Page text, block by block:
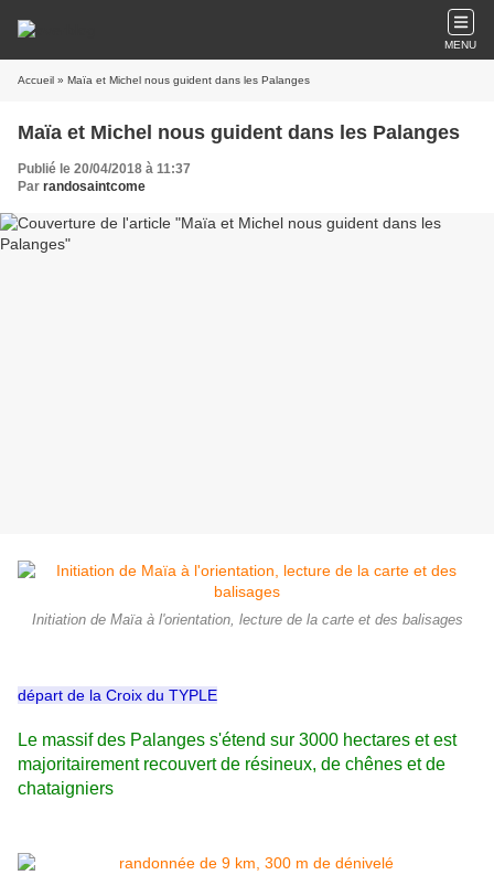
MENU
Accueil » Maïa et Michel nous guident dans les Palanges
Maïa et Michel nous guident dans les Palanges
Publié le 20/04/2018 à 11:37
Par randosaintcome
Initiation de Maïa à l'orientation, lecture de la carte et des balisages
départ de la Croix du TYPLE
Le massif des Palanges s'étend sur 3000 hectares et est
majoritairement recouvert de résineux, de chênes et de
chataigniers